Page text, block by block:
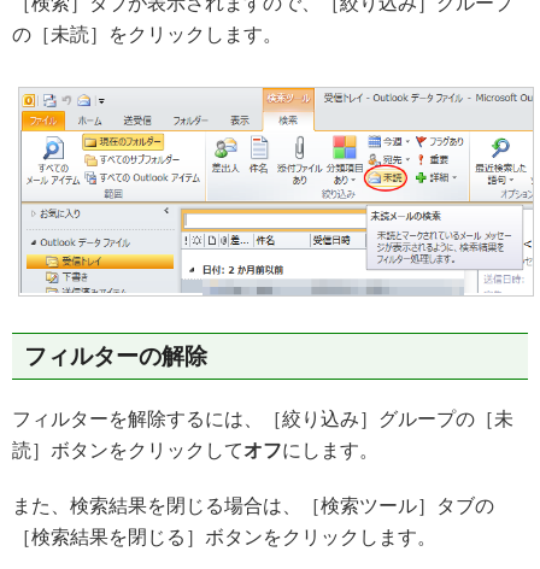
の［未読］をクリックします。
フィルターの解除
フィルターを解除するには、［絞り込み］グループの［未
読］ボタンをクリックしてオフにします。
また、検索結果を閉じる場合は、［検索ツール］タブの
［検索結果を閉じる］ボタンをクリックします。